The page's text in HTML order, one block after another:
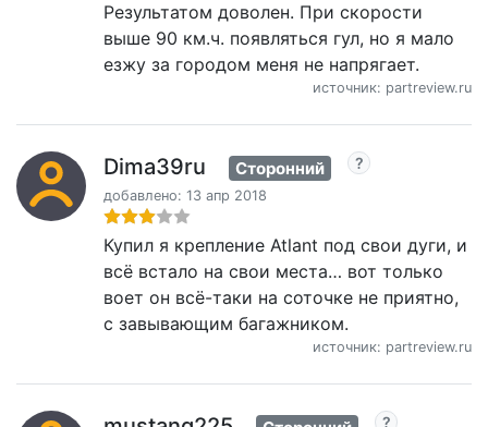
Результатом доволен. При скорости
выше 90 км.ч. появляться гул, но я мало
езжу за городом меня не напрягает.
источник: partreview.ru
Dima39ru Сторонний
добавлено: 13 апр 2018
Купил я крепление Atlant под свои дуги, и
всё встало на свои места… вот только
воет он всё-таки на соточке не приятно,
с завывающим багажником.
источник: partreview.ru